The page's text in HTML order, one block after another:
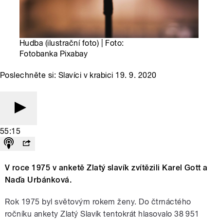
Hudba (ilustrační foto) | Foto:
Fotobanka Pixabay
Poslechněte si: Slavíci v krabici 19. 9. 2020
55:15
V roce 1975 v anketě Zlatý slavík zvítězili Karel Gott a
Naďa Urbánková.
Rok 1975 byl světovým rokem ženy. Do čtrnáctého
ročníku ankety Zlatý Slavík tentokrát hlasovalo 38 951